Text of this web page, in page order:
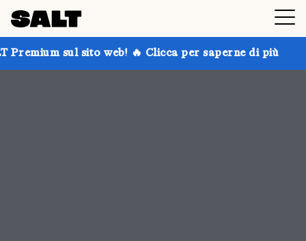
🔥 Clicca per saperne di più Prendi fino al